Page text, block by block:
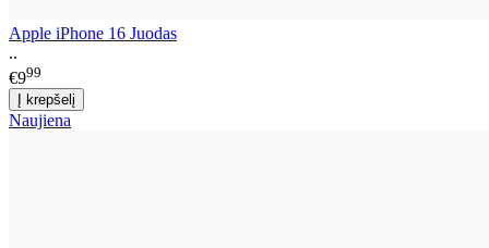
Apple iPhone 16 Juodas
..
€999
Naujiena